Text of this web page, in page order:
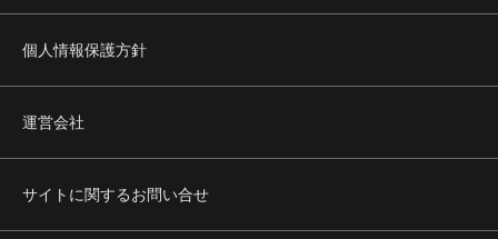
個人情報保護方針
運営会社
サイトに関するお問い合せ